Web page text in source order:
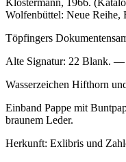
Klostermann, 1966.
Wolfenbüttel: Neue Reihe,
Töpfingers
Alte Signatur: 22 Blank. —
Wasserzeichen Hifthorn
Einband Pappe mit
braunem Leder.
Herkunft: Exlibris und